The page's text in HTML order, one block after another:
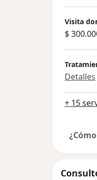
Visita
$
Detalles
+ 15